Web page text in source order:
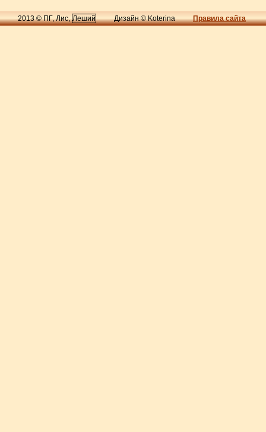
2013 © ПГ, Лис,Леший Дизайн © Koterina Правила сайта